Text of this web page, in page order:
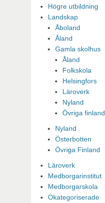
Högre utbildning
Landskap
Åboland
Åland
Gamla skolhus
Åland
Folkskola
Helsingfors
Läroverk
Nyland
Övriga finland
Nyland
Österbotten
Övriga Finland
Läroverk
Medborgarinstitut
Medborgarskola
Okategoriserade